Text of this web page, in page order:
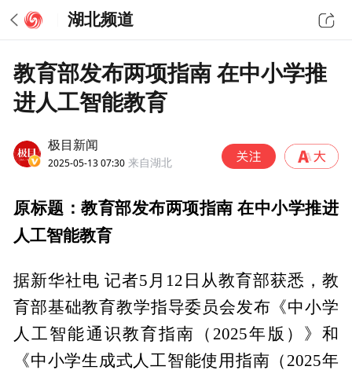
湖北频道
教育部发布两项指南 在中小学推
进人工智能教育
极目新闻
2025-05-13 07:30 来自湖北
原标题：教育部发布两项指南 在中小学推进
人工智能教育
据新华社电 记者5月12日从教育部获悉，教
育部基础教育教学指导委员会发布《中小学
人工智能通识教育指南（2025年版）》和
《中小学生成式人工智能使用指南（2025年